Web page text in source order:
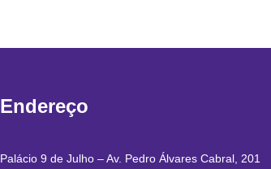
Endereço
Palácio 9 de Julho – Av. Pedro Álvares Cabral, 201